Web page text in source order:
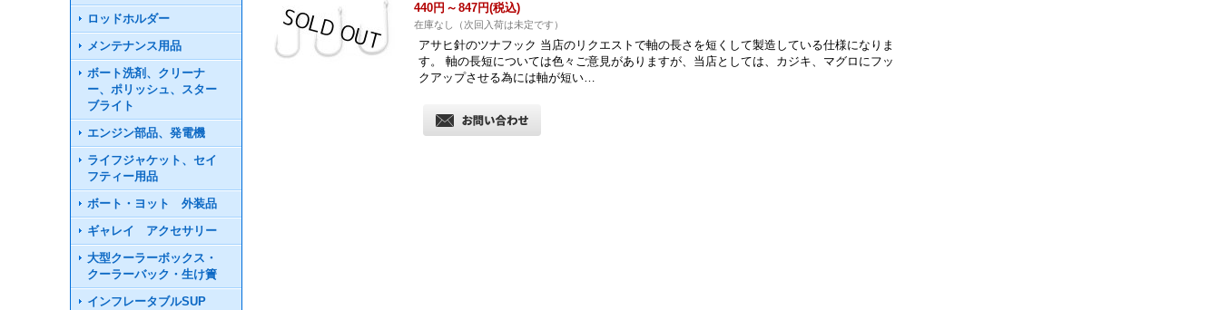
ロッドホルダー
メンテナンス用品
ボート洗剤、クリーナ
ー、ポリッシュ、スター
ブライト
エンジン部品、発電機
ライフジャケット、セイ
フティー用品
ボート・ヨット 外装品
ギャレイ アクセサリー
大型クーラーボックス・
クーラーバック・生け簀
インフレータブルSUP
440円 ～ 847円(税込)
在庫なし（次回入荷は未定です）
アサヒ針のツナフック 当店のリクエストで軸の長さを短くして製造している仕様になりま
す。 軸の長短については色々ご意見がありますが、当店としては、カジキ、マグロにフッ
クアップさせる為には軸が短い…